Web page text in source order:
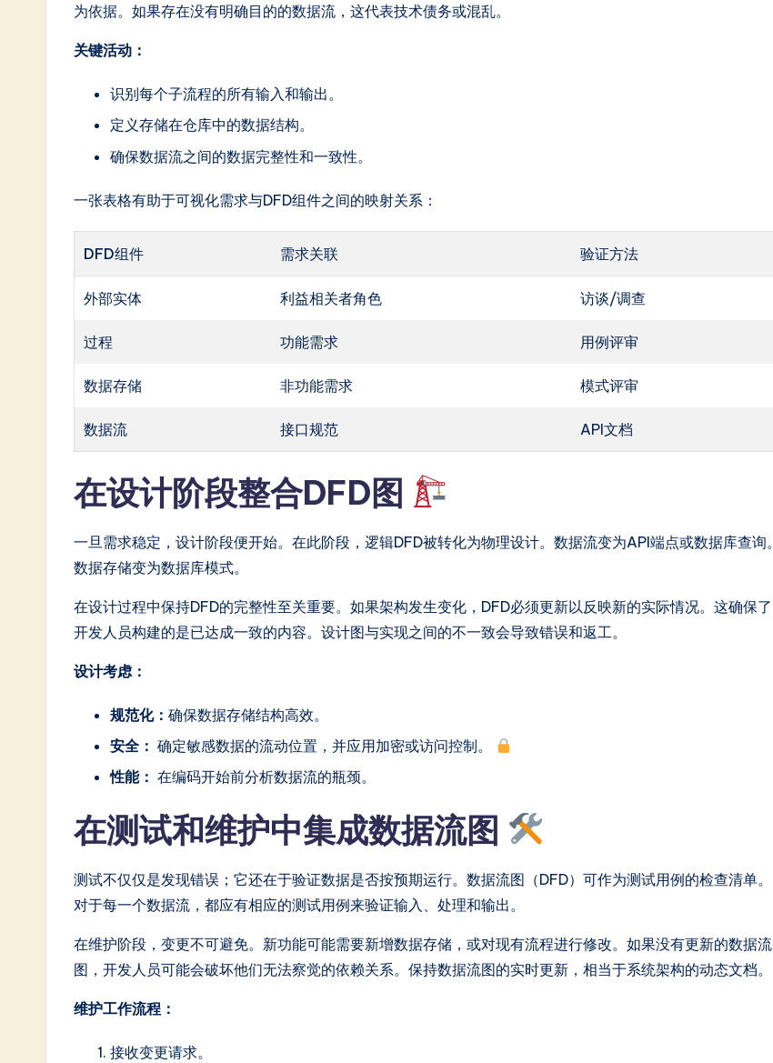
为依据。如果存在没有明确目的的数据流，这代表技术债务或混乱。
关键活动：
识别每个子流程的所有输入和输出。
定义存储在仓库中的数据结构。
确保数据流之间的数据完整性和一致性。
一张表格有助于可视化需求与DFD组件之间的映射关系：
DFD组件 需求关联 验证方法
外部实体 利益相关者角色 访谈/调查
过程 功能需求 用例评审
数据存储 非功能需求 模式评审
数据流 接口规范 API文档
在设计阶段整合DFD图
一旦需求稳定，设计阶段便开始。在此阶段，逻辑DFD被转化为物理设计。数据流变为API端点或数据库查询。
数据存储变为数据库模式。
在设计过程中保持DFD的完整性至关重要。如果架构发生变化，DFD必须更新以反映新的实际情况。这确保了
开发人员构建的是已达成一致的内容。设计图与实现之间的不一致会导致错误和返工。
设计考虑：
规范化： 确保数据存储结构高效。
安全： 确定敏感数据的流动位置，并应用加密或访问控制。
性能： 在编码开始前分析数据流的瓶颈。
在测试和维护中集成数据流图
测试不仅仅是发现错误；它还在于验证数据是否按预期运行。数据流图（DFD）可作为测试用例的检查清单。
对于每一个数据流，都应有相应的测试用例来验证输入、处理和输出。
在维护阶段，变更不可避免。新功能可能需要新增数据存储，或对现有流程进行修改。如果没有更新的数据流
图，开发人员可能会破坏他们无法察觉的依赖关系。保持数据流图的实时更新，相当于系统架构的动态文档。
维护工作流程：
接收变更请求。